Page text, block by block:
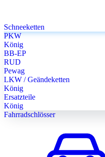
Schneeketten
PKW
König
BB-EP
RUD
Pewag
LKW / Geändeketten
König
Ersatzteile
König
Fahrradschlösser